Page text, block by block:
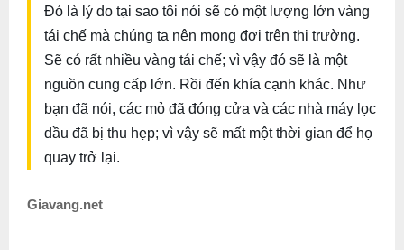
Đó là lý do tại sao tôi nói sẽ có một lượng lớn vàng
tái chế mà chúng ta nên mong đợi trên thị trường.
Sẽ có rất nhiều vàng tái chế; vì vậy đó sẽ là một
nguồn cung cấp lớn. Rồi đến khía cạnh khác. Như
bạn đã nói, các mỏ đã đóng cửa và các nhà máy lọc
dầu đã bị thu hẹp; vì vậy sẽ mất một thời gian để họ
quay trở lại.
Giavang.net